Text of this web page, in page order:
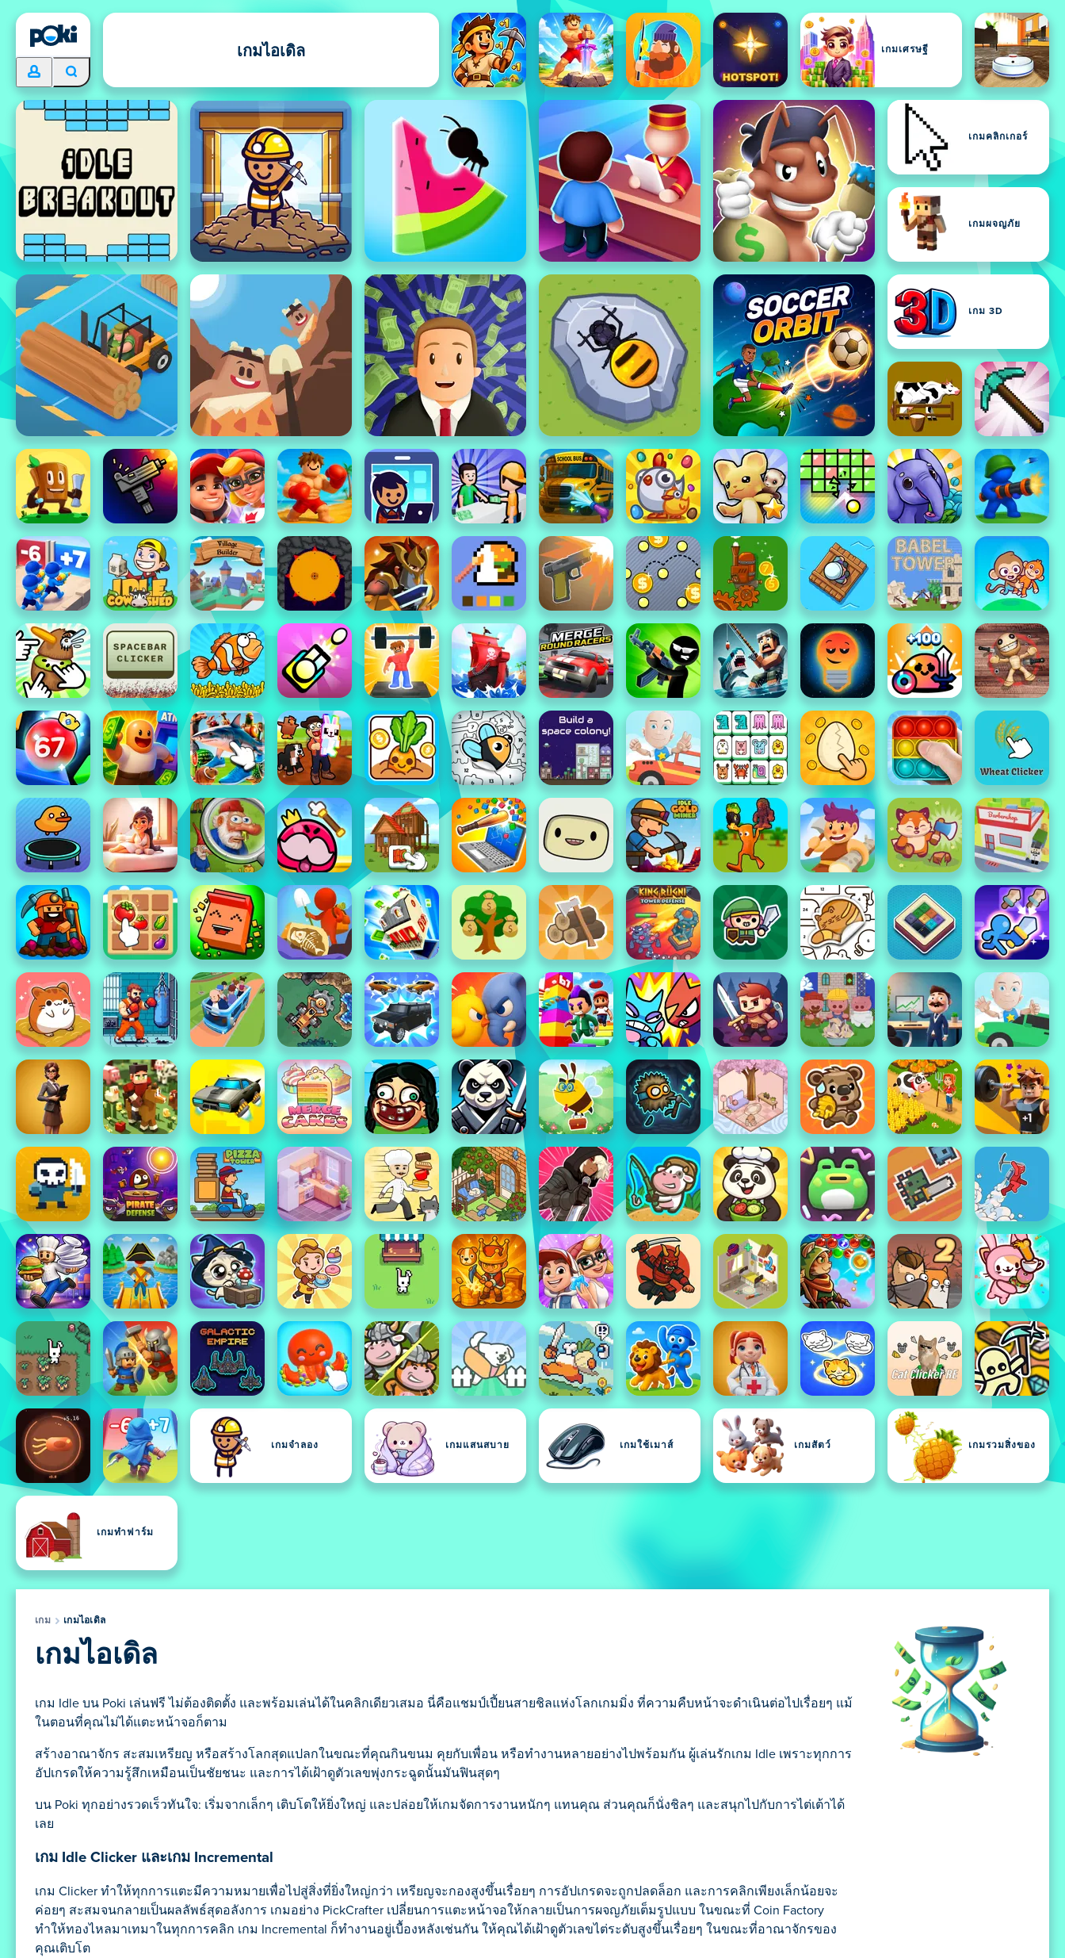
เกมไอเดิล เกมเศรษฐี
เกมคลิกเกอร์
เกมผจญภัย
เกม 3D
เกมจำลอง เกมแสนสบาย เกมใช้เมาส์ เกมสัตว์ เกมรวมสิ่งของ
เกมทำฟาร์ม
เกม เกมไอเดิล
เกมไอเดิล
เกม Idle บน Poki เล่นฟรี ไม่ต้องติดตั้ง และพร้อมเล่นได้ในคลิกเดียวเสมอ นี่คือแชมป์เปี้ยนสายชิลแห่งโลกเกมมิ่ง ที่ความคืบหน้าจะดำเนินต่อไปเรื่อยๆ แม้
ในตอนที่คุณไม่ได้แตะหน้าจอก็ตาม
สร้างอาณาจักร สะสมเหรียญ หรือสร้างโลกสุดแปลกในขณะที่คุณกินขนม คุยกับเพื่อน หรือทำงานหลายอย่างไปพร้อมกัน ผู้เล่นรักเกม Idle เพราะทุกการ
อัปเกรดให้ความรู้สึกเหมือนเป็นชัยชนะ และการได้เฝ้าดูตัวเลขพุ่งกระฉูดนั้นมันฟินสุดๆ
บน Poki ทุกอย่างรวดเร็วทันใจ: เริ่มจากเล็กๆ เติบโตให้ยิ่งใหญ่ และปล่อยให้เกมจัดการงานหนักๆ แทนคุณ ส่วนคุณก็นั่งชิลๆ และสนุกไปกับการไต่เต้าได้
เลย
เกม Idle Clicker และเกม Incremental
เกม Clicker ทำให้ทุกการแตะมีความหมายเพื่อไปสู่สิ่งที่ยิ่งใหญ่กว่า เหรียญจะกองสูงขึ้นเรื่อยๆ การอัปเกรดจะถูกปลดล็อก และการคลิกเพียงเล็กน้อยจะ
ค่อยๆ สะสมจนกลายเป็นผลลัพธ์สุดอลังการ เกมอย่าง PickCrafter เปลี่ยนการแตะหน้าจอให้กลายเป็นการผจญภัยเต็มรูปแบบ ในขณะที่ Coin Factory
ทำให้ทองไหลมาเทมาในทุกการคลิก เกม Incremental ก็ทำงานอยู่เบื้องหลังเช่นกัน ให้คุณได้เฝ้าดูตัวเลขไต่ระดับสูงขึ้นเรื่อยๆ ในขณะที่อาณาจักรของ
คุณเติบโต